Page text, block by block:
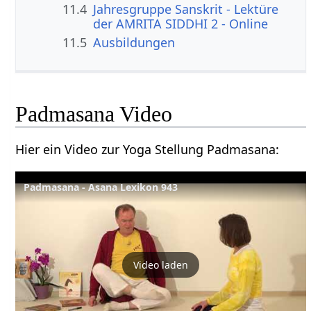
11.4 Jahresgruppe Sanskrit - Lektüre
der AMRITA SIDDHI 2 - Online
11.5 Ausbildungen
Padmasana Video
Hier ein Video zur Yoga Stellung Padmasana:
Padmasana - Asana Lexikon 943
Video laden